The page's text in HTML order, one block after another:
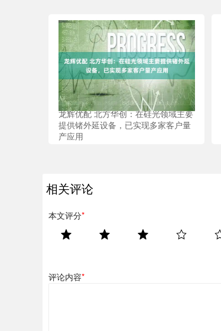
龙辉优配 北方华创：在硅光领域主要
提供锗外延设备，已实现多家客户量
产应用
相关评论
本文评分*
评论内容*